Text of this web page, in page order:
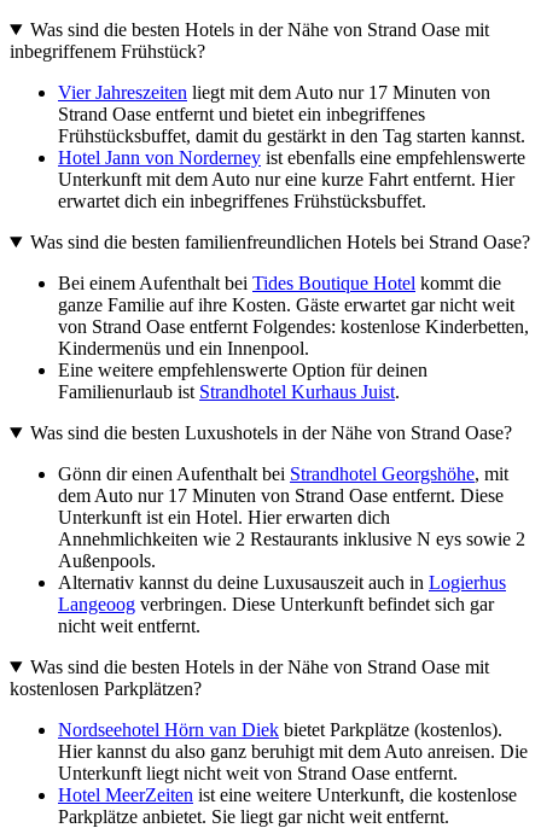
Was sind die besten Hotels in der Nähe von Strand Oase mit
inbegriffenem Frühstück?
Vier Jahreszeiten liegt mit dem Auto nur 17 Minuten von
Strand Oase entfernt und bietet ein inbegriffenes
Frühstücksbuffet, damit du gestärkt in den Tag starten kannst.
Hotel Jann von Norderney ist ebenfalls eine empfehlenswerte
Unterkunft mit dem Auto nur eine kurze Fahrt entfernt. Hier
erwartet dich ein inbegriffenes Frühstücksbuffet.
Was sind die besten familienfreundlichen Hotels bei Strand Oase?
Bei einem Aufenthalt bei Tides Boutique Hotel kommt die
ganze Familie auf ihre Kosten. Gäste erwartet gar nicht weit
von Strand Oase entfernt Folgendes: kostenlose Kinderbetten,
Kindermenüs und ein Innenpool.
Eine weitere empfehlenswerte Option für deinen
Familienurlaub ist Strandhotel Kurhaus Juist.
Was sind die besten Luxushotels in der Nähe von Strand Oase?
Gönn dir einen Aufenthalt bei Strandhotel Georgshöhe, mit
dem Auto nur 17 Minuten von Strand Oase entfernt. Diese
Unterkunft ist ein Hotel. Hier erwarten dich
Annehmlichkeiten wie 2 Restaurants inklusive N eys sowie 2
Außenpools.
Alternativ kannst du deine Luxusauszeit auch in Logierhus
Langeoog verbringen. Diese Unterkunft befindet sich gar
nicht weit entfernt.
Was sind die besten Hotels in der Nähe von Strand Oase mit
kostenlosen Parkplätzen?
Nordseehotel Hörn van Diek bietet Parkplätze (kostenlos).
Hier kannst du also ganz beruhigt mit dem Auto anreisen. Die
Unterkunft liegt nicht weit von Strand Oase entfernt.
Hotel MeerZeiten ist eine weitere Unterkunft, die kostenlose
Parkplätze anbietet. Sie liegt gar nicht weit entfernt.